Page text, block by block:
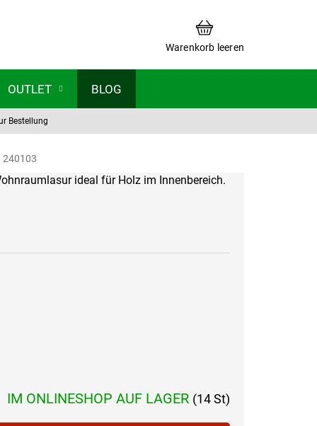
WARENKORB
Warenkorb leeren
OUTLET BLOG
Bestellung
240103
IM ONLINESHOP AUF LAGER (14 St)
ideal für Holz im Innenbereich.